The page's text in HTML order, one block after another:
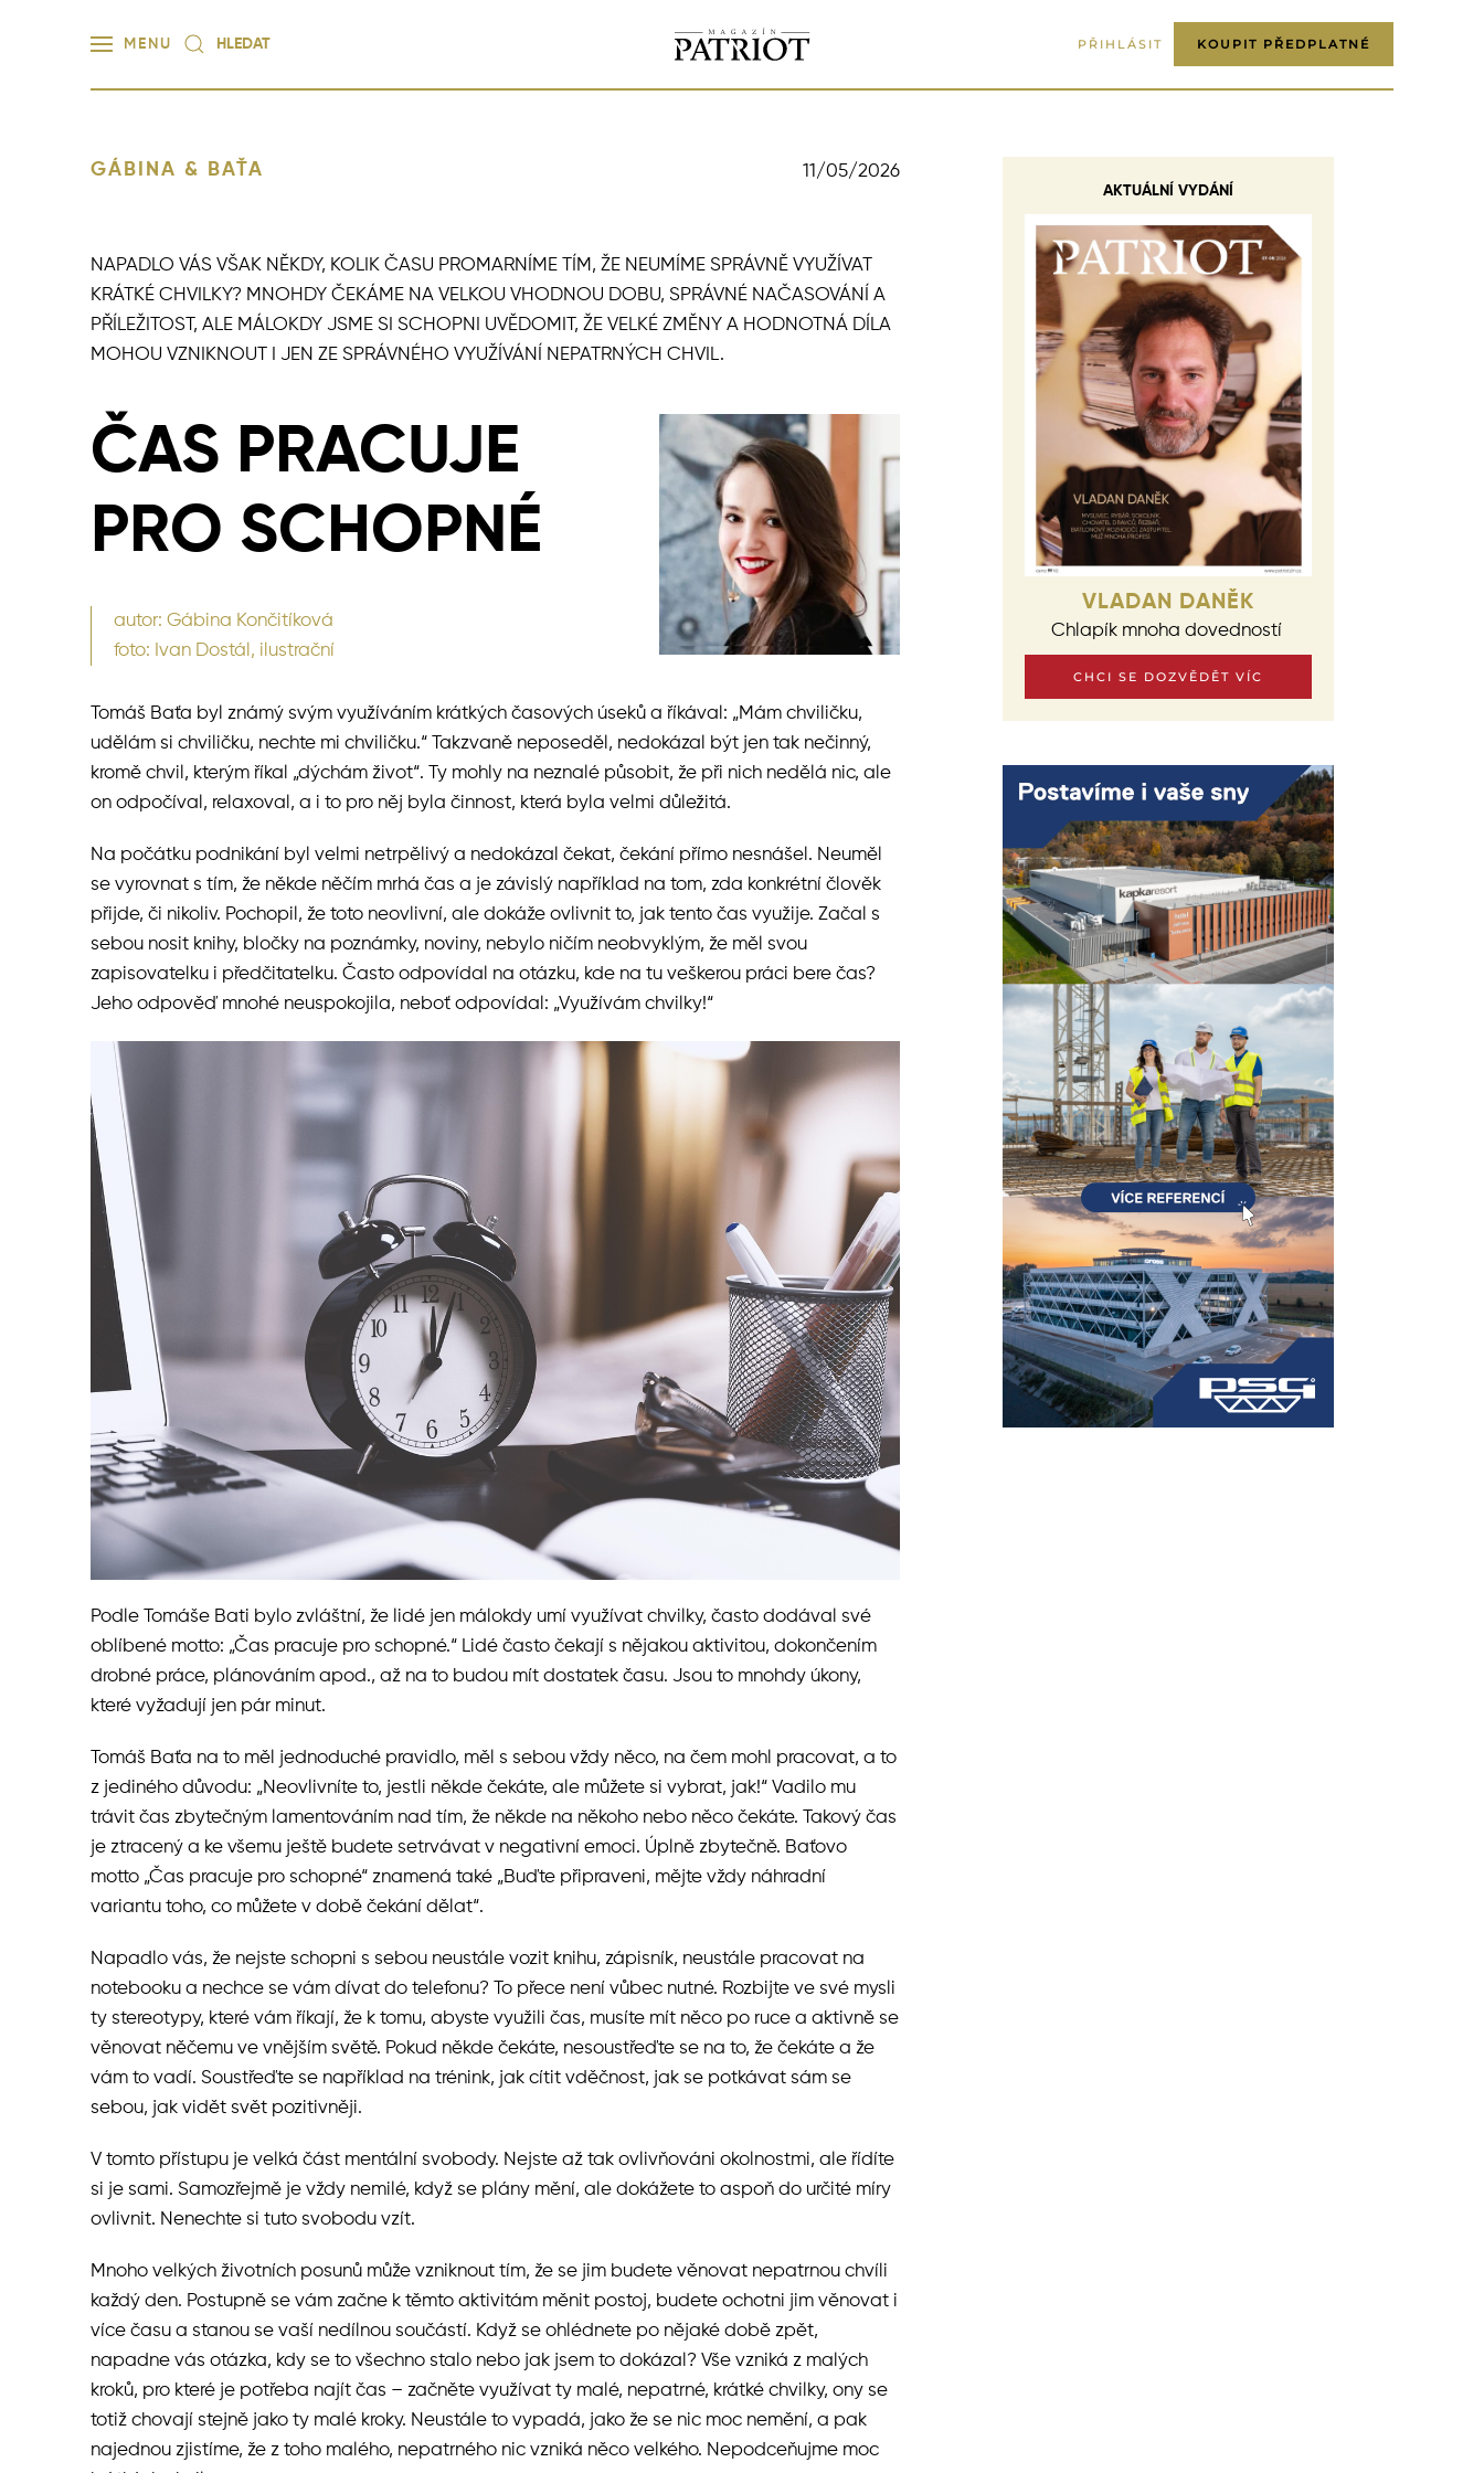
Skip to main content
MENU PŘIHLÁSIT KOUPIT PŘEDPLATNÉ
GÁBINA & BAŤA 11/05/2026
NAPADLO VÁS VŠAK NĚKDY, KOLIK ČASU PROMARNÍME TÍM, ŽE NEUMÍME SPRÁVNĚ VYUŽÍVAT
KRÁTKÉ CHVILKY? MNOHDY ČEKÁME NA VELKOU VHODNOU DOBU, SPRÁVNÉ NAČASOVÁNÍ A
PŘÍLEŽITOST, ALE MÁLOKDY JSME SI SCHOPNI UVĚDOMIT, ŽE VELKÉ ZMĚNY A HODNOTNÁ DÍLA
MOHOU VZNIKNOUT I JEN ZE SPRÁVNÉHO VYUŽÍVÁNÍ NEPATRNÝCH CHVIL.
ČAS PRACUJE
PRO SCHOPNÉ
autor: Gábina Končitíková
foto: Ivan Dostál, ilustrační
Tomáš Baťa byl známý svým využíváním krátkých časových úseků a říkával: „Mám chviličku,
udělám si chviličku, nechte mi chviličku.“ Takzvaně neposeděl, nedokázal být jen tak nečinný,
kromě chvil, kterým říkal „dýchám život“. Ty mohly na neznalé působit, že při nich nedělá nic, ale
on odpočíval, relaxoval, a i to pro něj byla činnost, která byla velmi důležitá.
Na počátku podnikání byl velmi netrpělivý a nedokázal čekat, čekání přímo nesnášel. Neuměl
se vyrovnat s tím, že někde něčím mrhá čas a je závislý například na tom, zda konkrétní člověk
přijde, či nikoliv. Pochopil, že toto neovlivní, ale dokáže ovlivnit to, jak tento čas využije. Začal s
sebou nosit knihy, bločky na poznámky, noviny, nebylo ničím neobvyklým, že měl svou
zapisovatelku i předčitatelku. Často odpovídal na otázku, kde na tu veškerou práci bere čas?
Jeho odpověď mnohé neuspokojila, neboť odpovídal: „Využívám chvilky!“
Podle Tomáše Bati bylo zvláštní, že lidé jen málokdy umí využívat chvilky, často dodával své
oblíbené motto: „Čas pracuje pro schopné.“ Lidé často čekají s nějakou aktivitou, dokončením
drobné práce, plánováním apod., až na to budou mít dostatek času. Jsou to mnohdy úkony,
které vyžadují jen pár minut.
Tomáš Baťa na to měl jednoduché pravidlo, měl s sebou vždy něco, na čem mohl pracovat, a to
z jediného důvodu: „Neovlivníte to, jestli někde čekáte, ale můžete si vybrat, jak!“ Vadilo mu
trávit čas zbytečným lamentováním nad tím, že někde na někoho nebo něco čekáte. Takový čas
je ztracený a ke všemu ještě budete setrvávat v negativní emoci. Úplně zbytečně. Baťovo
motto „Čas pracuje pro schopné“ znamená také „Buďte připraveni, mějte vždy náhradní
variantu toho, co můžete v době čekání dělat“.
Napadlo vás, že nejste schopni s sebou neustále vozit knihu, zápisník, neustále pracovat na
notebooku a nechce se vám dívat do telefonu? To přece není vůbec nutné. Rozbijte ve své mysli
ty stereotypy, které vám říkají, že k tomu, abyste využili čas, musíte mít něco po ruce a aktivně se
věnovat něčemu ve vnějším světě. Pokud někde čekáte, nesoustřeďte se na to, že čekáte a že
vám to vadí. Soustřeďte se například na trénink, jak cítit vděčnost, jak se potkávat sám se
sebou, jak vidět svět pozitivněji.
V tomto přístupu je velká část mentální svobody. Nejste až tak ovlivňováni okolnostmi, ale řídíte
si je sami. Samozřejmě je vždy nemilé, když se plány mění, ale dokážete to aspoň do určité míry
ovlivnit. Nenechte si tuto svobodu vzít.
Mnoho velkých životních posunů může vzniknout tím, že se jim budete věnovat nepatrnou chvíli
každý den. Postupně se vám začne k těmto aktivitám měnit postoj, budete ochotni jim věnovat i
více času a stanou se vaší nedílnou součástí. Když se ohlédnete po nějaké době zpět,
napadne vás otázka, kdy se to všechno stalo nebo jak jsem to dokázal? Vše vzniká z malých
kroků, pro které je potřeba najít čas – začněte využívat ty malé, nepatrné, krátké chvilky, ony se
totiž chovají stejně jako ty malé kroky. Neustále to vypadá, jako že se nic moc nemění, a pak
najednou zjistíme, že z toho malého, nepatrného nic vzniká něco velkého. Nepodceňujme moc
AKTUÁLNÍ VYDÁNÍ
VLADAN DANĚK
Chlapík mnoha dovedností
CHCI SE DOZVĚDĚT VÍC